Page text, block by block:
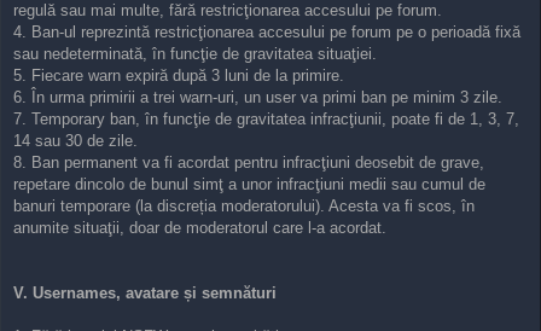
regulă sau mai multe, fără restricţionarea accesului pe forum.
4. Ban-ul reprezintă restricţionarea accesului pe forum pe o perioadă fixă
sau nedeterminată, în funcţie de gravitatea situaţiei.
5. Fiecare warn expiră după 3 luni de la primire.
6. În urma primirii a trei warn-uri, un user va primi ban pe minim 3 zile.
7. Temporary ban, în funcţie de gravitatea infracţiunii, poate fi de 1, 3, 7,
14 sau 30 de zile.
8. Ban permanent va fi acordat pentru infracţiuni deosebit de grave,
repetare dincolo de bunul simţ a unor infracţiuni medii sau cumul de
banuri temporare (la discreția moderatorului). Acesta va fi scos, în
anumite situaţii, doar de moderatorul care l-a acordat.
V. Usernames, avatare și semnături